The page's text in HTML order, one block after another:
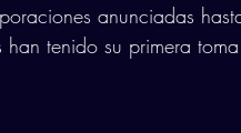
anunciadas
han tenido su primera